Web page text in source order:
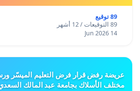
89 توقيع
89 التوقيعات / 12 أشهر
14 Jun 2026
عريضة رفض قرار فرض التعليم الميسّر
مختلف الأسلاك بجامعة عبد المالك